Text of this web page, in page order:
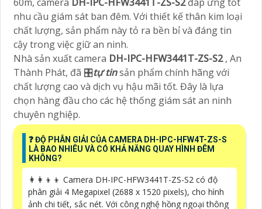
nhu cầu giám sát ban đêm. Với thiết kế thân kim loại
chất lượng, sản phẩm này tỏ ra bền bỉ và đáng tin
cậy trong việc giữ an ninh.
Nhà sản xuất camera DH-IPC-HFW3441T-ZS-S2, An
Thành Phát, đã 🎛tự tinsản phẩm chính hãng với
chất lượng cao và dịch vụ hậu mãi tốt. Đây là lựa
chọn hàng đầu cho các hệ thống giám sát an ninh
chuyên nghiệp.
️❓ ĐỘ PHÂN GIẢI CỦA CAMERA DH-IPC-HFW4T-ZS-S
LÀ BAO NHIÊU VÀ CÓ KHẢ NĂNG QUAY HÌNH ĐÊM
KHÔNG?
👩‍👩‍👦‍👦 Camera DH-IPC-HFW3441T-ZS-S2 có độ
phân giải 4 Megapixel (2688 x 1520 pixels), cho hình
ảnh chi tiết, sắc nét. Với công nghệ hồng ngoại thông